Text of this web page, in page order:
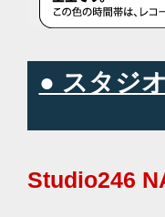
● スタジ
Studio246